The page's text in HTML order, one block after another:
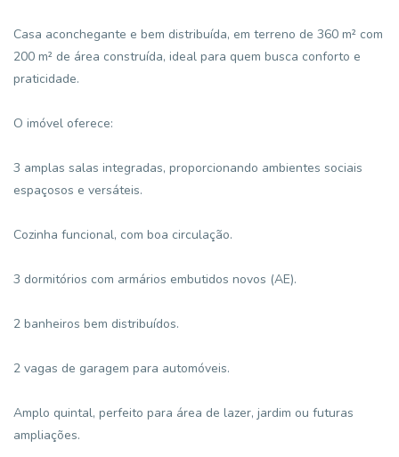
Casa aconchegante e bem distribuída, em terreno de 360 m² com
200 m² de área construída, ideal para quem busca conforto e
praticidade.
O imóvel oferece:
3 amplas salas integradas, proporcionando ambientes sociais
espaçosos e versáteis.
Cozinha funcional, com boa circulação.
3 dormitórios com armários embutidos novos (AE).
2 banheiros bem distribuídos.
2 vagas de garagem para automóveis.
Amplo quintal, perfeito para área de lazer, jardim ou futuras
ampliações.